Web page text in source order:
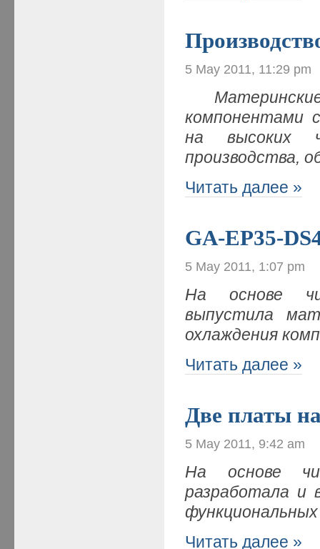
5 May 2011, 11:29 pm
компонентами
на высоких
производства,
Читать далее »
GA-EP35-
5 May 2011, 1:07 pm
На основе
выпустила
охлаждения
Читать далее »
Две платы
5 May 2011, 9:42 am
На основе
разработала и
Читать далее »